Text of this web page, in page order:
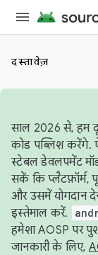
दस्तावेज़
साल 2026 से, हम
कोड पब्लिश करेंगे.
स्टेबल डेवलपमेंट
सकें कि प्लैटफ़ॉर्म,
और उसमें योगदान
इस्तेमाल करें.
हमेशा AOSP पर
जानकारी के लिए,